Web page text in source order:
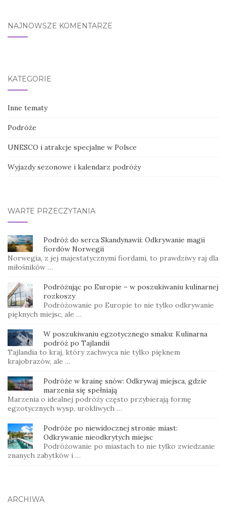
NAJNOWSZE KOMENTARZE
KATEGORIE
Inne tematy
Podróże
UNESCO i atrakcje specjalne w Polsce
Wyjazdy sezonowe i kalendarz podróży
WARTE PRZECZYTANIA
Podróż do serca Skandynawii: Odkrywanie magii
fiordów Norwegii
Norwegia, z jej majestatycznymi fiordami, to prawdziwy raj dla
miłośników …
Podróżując po Europie – w poszukiwaniu kulinarnej
rozkoszy
Podróżowanie po Europie to nie tylko odkrywanie
pięknych miejsc, ale …
W poszukiwaniu egzotycznego smaku: Kulinarna
podróż po Tajlandii
Tajlandia to kraj, który zachwyca nie tylko pięknem
krajobrazów, ale …
Podróże w krainę snów: Odkrywaj miejsca, gdzie
marzenia się spełniają
Marzenia o idealnej podróży często przybierają formę
egzotycznych wysp, urokliwych …
Podróże po niewidocznej stronie miast:
Odkrywanie nieodkrytych miejsc
Podróżowanie po miastach to nie tylko zwiedzanie
znanych zabytków i …
ARCHIWA